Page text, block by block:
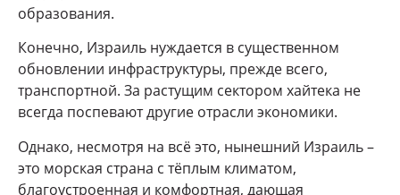
образования.
Конечно, Израиль нуждается в существенном
обновлении инфраструктуры, прежде всего,
транспортной. За растущим сектором хайтека не
всегда поспевают другие отрасли экономики.
Однако, несмотря на всё это, нынешний Израиль –
это морская страна с тёплым климатом,
благоустроенная и комфортная, дающая